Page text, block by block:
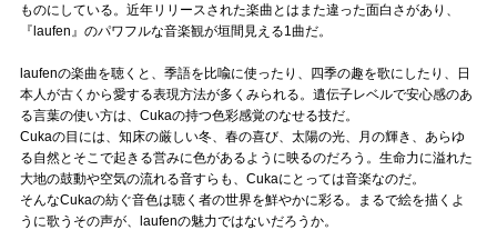
ものにしている。近年リリースされた楽曲とはまた違った面白さがあり、
『laufen』のパワフルな音楽観が垣間見える1曲だ。
laufenの楽曲を聴くと、季語を比喩に使ったり、四季の趣を歌にしたり、日
本人が古くから愛する表現方法が多くみられる。遺伝子レベルで安心感のあ
る言葉の使い方は、Cukaの持つ色彩感覚のなせる技だ。
Cukaの目には、知床の厳しい冬、春の喜び、太陽の光、月の輝き、あらゆ
る自然とそこで起きる営みに色があるように映るのだろう。生命力に溢れた
大地の鼓動や空気の流れる音すらも、Cukaにとっては音楽なのだ。
そんなCukaの紡ぐ音色は聴く者の世界を鮮やかに彩る。まるで絵を描くよ
うに歌うその声が、laufenの魅力ではないだろうか。